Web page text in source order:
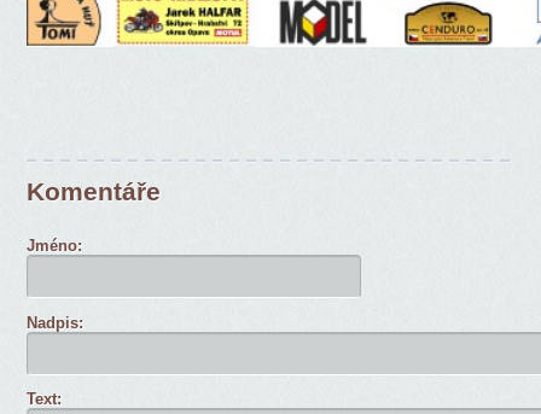
Komentáře
Jméno:
Nadpis:
Text: